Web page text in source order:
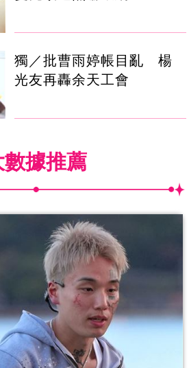
獨／批曹雨婷帳目亂 楊
光友再轟余天工會
數據推薦